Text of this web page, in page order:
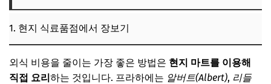
1. 현지 식료품점에서 장보기
외식 비용을 줄이는 가장 좋은 방법은 현지 마트를 이용해
직접 요리하는 것입니다. 프라하에는 알버트(Albert), 리들